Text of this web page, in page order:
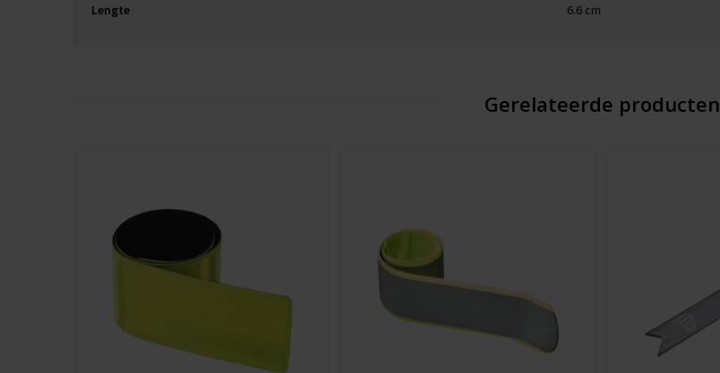
Lengte 6.6 cm
Gerelateerde producten